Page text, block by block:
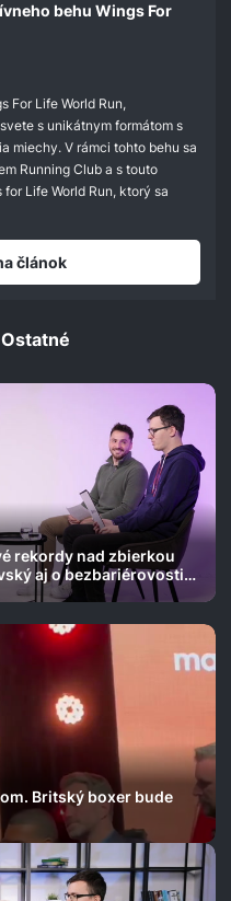
behu Wings For
For Life World Run,
s unikátnym formátom s
miechy. V rámci tohto behu sa
Running Club a s touto
Life World Run, ktorý sa
článok
rekordy nad zbierkou
aj o bezbariérovosti
Britský boxer bude